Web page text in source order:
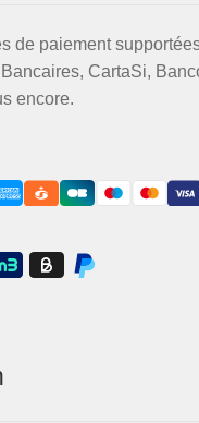
de paiement
CartaSi,
encore.